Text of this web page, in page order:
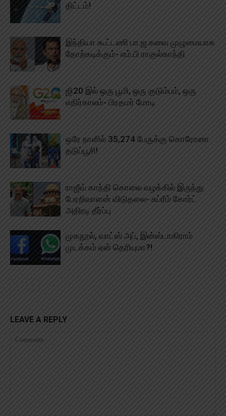
திட்டம்!
இந்தியா கூட்டணி பா.ஜ.கவை முழுமையாக
தோற்கடிக்கும்- எம்.பி ராகுல்காந்தி
ஜி20 இல் ஒரு பூமி, ஒரு குடும்பம், ஒரு
எதிர்காலம்- பிரதமர் மோடி
ஒரே நாளில் 35,274 பேருக்கு கொரோனா
தடுப்பூசி!
ராஜீவ் காந்தி கொலை வழக்கில் இருந்து
பேரறிவாளன் விடுதலை- சுப்ரீம் கோர்ட்
அதிரடி தீர்ப்பு
முகநூல், வாட்ஸ் அப், இன்ஸ்டாகிராம்
முடக்கம் ஏன் தெரியுமா?!
LEAVE A REPLY